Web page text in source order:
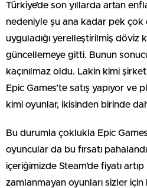
Türkiye’de son yıllarda artan
nedeniyle şu ana kadar pek çok
uyguladığı yerelleştirilmiş döviz
güncellemeye gitti. Bunun
kaçınılmaz oldu. Lakin kimi
Epic Games’te satış yapıyor
kimi oyunlar, ikisinden birinde
Bu durumla çoklukla Epic
oyuncular da bu fırsatı
içeriğimizde Steam’de fiyatı
zamlanmayan oyunları sizler